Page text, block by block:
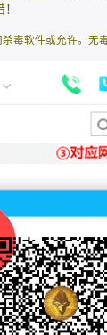
毒软件或允许。无